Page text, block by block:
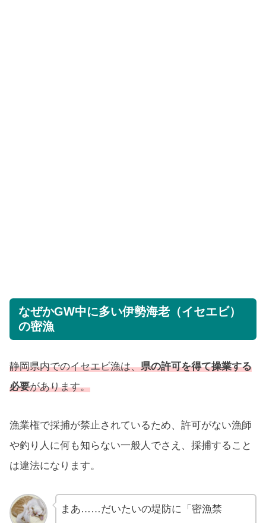
なぜかGW中に多い伊勢海老（イセエビ）
の密漁
静岡県内でのイセエビ漁は、県の許可を得て操業する
必要があります。
漁業権で採捕が禁止されているため、許可がない漁師
や釣り人に何も知らない一般人でさえ、採捕すること
は違法になります。
まあ……だいたいの堤防に「密漁禁